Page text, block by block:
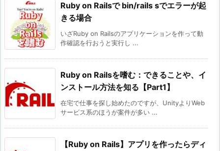
Ruby on Railsで bin/rails sでエラーが起
きる場合
いざRuby on Railsのアプリケーションを作って動
作確認を行おうと実行し ...
Ruby on Railsを嗜む：できることや、イ
ンストール方法を知る【Part1】
在宅で仕事を探し始めたのですが、UnityよりWeb
サービス系のほうが案件が多い ...
【Ruby on Rails】アプリを作ったらディ